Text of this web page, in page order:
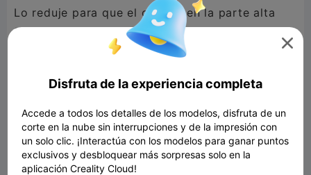
Lo reduje para que el orificio en la parte alta
fuera de 50mm aprox.
Luce mejor de lo que imaginaba 😎

Disfruta de la experiencia completa
Accede a todos los detalles de los modelos, disfruta de un
corte en la nube sin interrupciones y de la impresión con
un solo clic. ¡Interactúa con los modelos para ganar puntos
exclusivos y desbloquear más sorpresas solo en la
aplicación Creality Cloud!